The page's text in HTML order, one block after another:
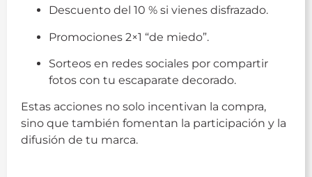
Descuento del 10 % si vienes disfrazado.
Promociones 2×1 “de miedo”.
Sorteos en redes sociales por compartir
fotos con tu escaparate decorado.
Estas acciones no solo incentivan la compra,
sino que también fomentan la participación y la
difusión de tu marca.